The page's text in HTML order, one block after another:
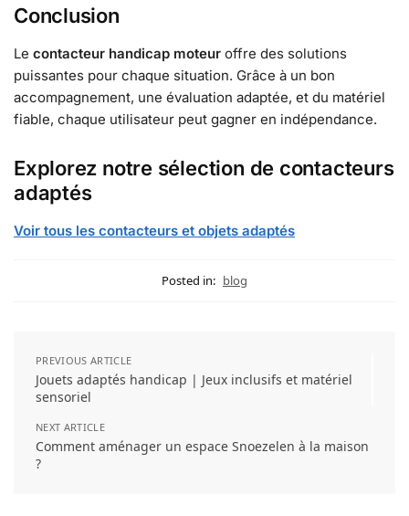
Conclusion
Le contacteur handicap moteur offre des solutions
puissantes pour chaque situation. Grâce à un bon
accompagnement, une évaluation adaptée, et du matériel
fiable, chaque utilisateur peut gagner en indépendance.
Explorez notre sélection de contacteurs
adaptés
Voir tous les contacteurs et objets adaptés
Posted in: blog
PREVIOUS ARTICLE
Jouets adaptés handicap | Jeux inclusifs et matériel
sensoriel
NEXT ARTICLE
Comment aménager un espace Snoezelen à la maison
?